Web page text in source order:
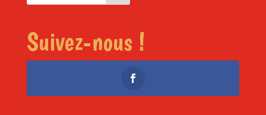
Suivez-nous !